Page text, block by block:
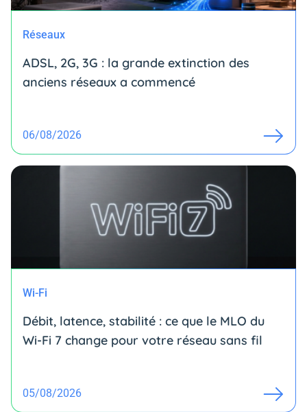
Réseaux
ADSL, 2G, 3G : la grande extinction des
anciens réseaux a commencé
06/08/2026
Wi-Fi
Débit, latence, stabilité : ce que le MLO du
Wi-Fi 7 change pour votre réseau sans fil
05/08/2026